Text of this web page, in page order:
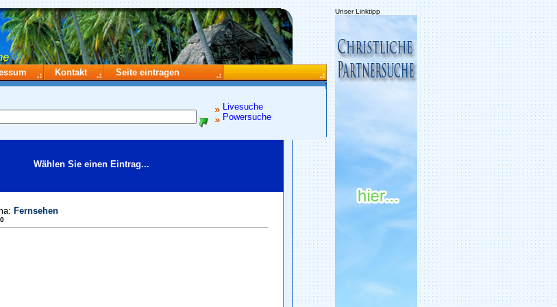
Unser Linktipp
Kontakt Seite eintragen
Livesuche
Powersuche
Wählen Sie einen Eintrag...
Fernsehen
0